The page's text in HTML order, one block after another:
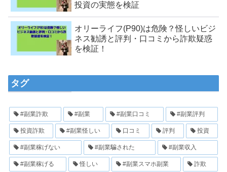
投資の実態を検証
オリーライフ(P90)は危険？怪しいビジ
ネス勧誘と評判・口コミから詐欺疑惑
を検証！
タグ
#副業詐欺 #副業 #副業口コミ #副業評判
投資詐欺 #副業怪しい 口コミ 評判 投資
#副業稼げない #副業騙された #副業収入
#副業稼げる 怪しい #副業スマホ副業 詐欺